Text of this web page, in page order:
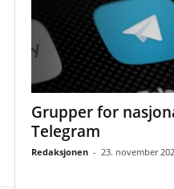
Grupper for
Telegram
Redaksjonen - 23. november